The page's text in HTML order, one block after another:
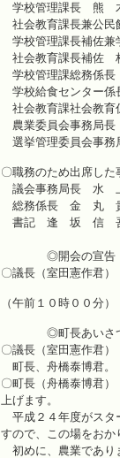
学校管理課長
社会教育課長兼
学校管理課長補佐
社会教育課長補
学校管理課総務
学校給食センタ
社会教育課社会
農業委員会事務
選挙
〇職務のため出席した
議会事
総務係
書記 逢 坂 信
◎開会の宣告
〇議長（室田憲作君
（午前１０時００分）
◎町長あいさ
〇議長（室田憲作君
町長、舟橋泰博君。
〇町長（舟橋泰博君
上げます。
平成２４年度がスタ
すので、この場をおか
初めに、農業であり